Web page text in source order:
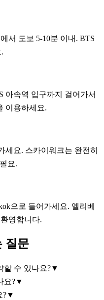
서 도보 5-10분 이내. BTS
아속역 입구까지 걸어가서
이용하세요.
세요. 스카이워크는 완전히
요.
으로 들어가세요. 엘리베
영합니다.
질문
할 수 있나요?▼
요?▼
?▼